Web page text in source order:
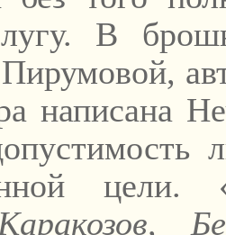
В
Пирумовой,
написана
цели.